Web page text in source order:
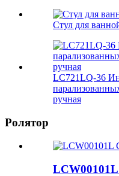
Стул для
LC721LQ-36
ручная
Ролятор